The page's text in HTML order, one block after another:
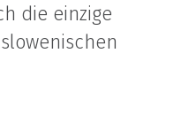
die einzige